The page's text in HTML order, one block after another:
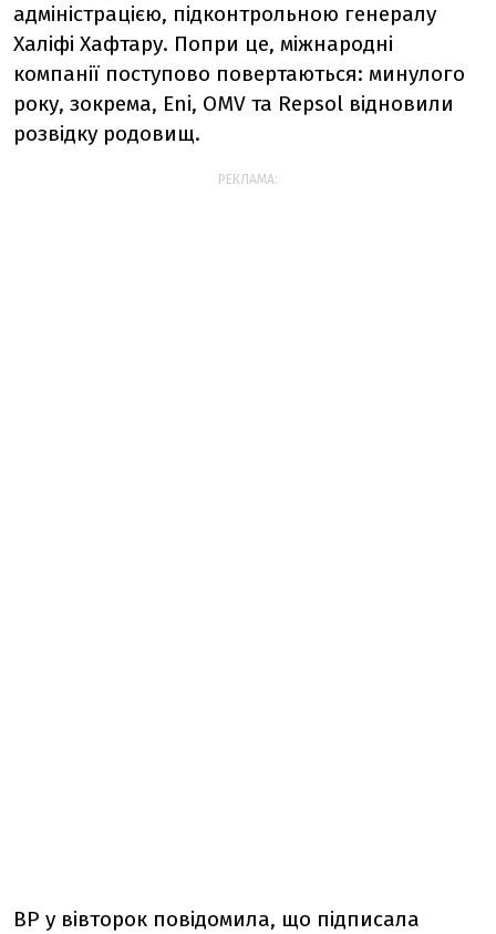
адміністрацією, підконтрольною генералу
Халіфі Хафтару. Попри це, міжнародні
компанії поступово повертаються: минулого
року, зокрема, Eni, OMV та Repsol відновили
розвідку родовищ.
РЕКЛАМА:
BP у вівторок повідомила, що підписала